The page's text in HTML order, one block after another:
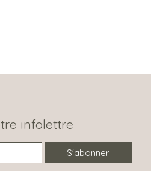
infolettre
S'abonner